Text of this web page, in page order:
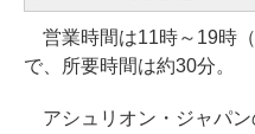
営業時間は11時～19時（
で、所要時間は約30分。
アシュリオン・ジャパン